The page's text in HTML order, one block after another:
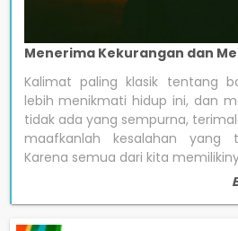
Menerima Kekurangan dan
Kalimat paling klasik tentang
lebih menikmati hidup ini, dan
tidak ada yang sempurna,
maafkanlah kesalahan yang
Karena semua dari kita